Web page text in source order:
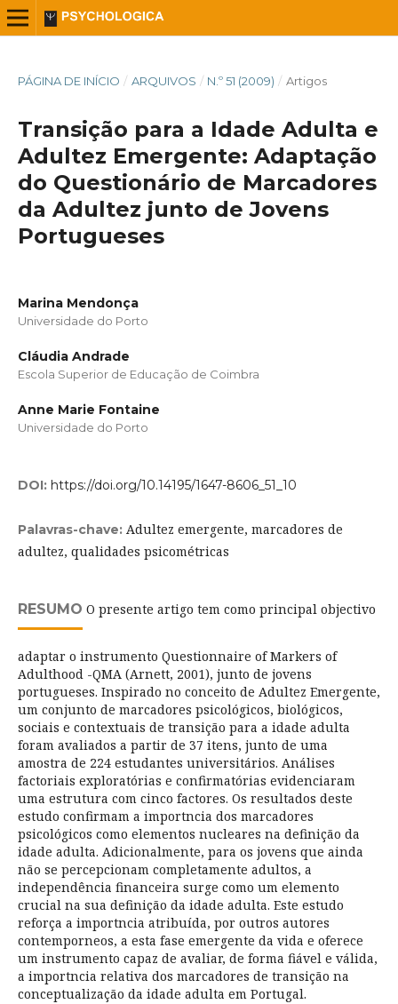
PÁGINA DE INÍCIO / ARQUIVOS / N.º 51 (2009) / Artigos
Transição para a Idade Adulta e
Adultez Emergente: Adaptação
do Questionário de Marcadores
da Adultez junto de Jovens
Portugueses
Marina Mendonça
Universidade do Porto
Cláudia Andrade
Escola Superior de Educação de Coimbra
Anne Marie Fontaine
Universidade do Porto
DOI: https://doi.org/10.14195/1647-8606_51_10
Palavras-chave: Adultez emergente, marcadores de
adultez, qualidades psicométricas
RESUMO O presente artigo tem como principal objectivo
adaptar o instrumento Questionnaire of Markers of
Adulthood -QMA (Arnett, 2001), junto de jovens
portugueses. Inspirado no conceito de Adultez Emergente,
um conjunto de marcadores psicológicos, biológicos,
sociais e contextuais de transição para a idade adulta
foram avaliados a partir de 37 itens, junto de uma
amostra de 224 estudantes universitários. Análises
factoriais exploratórias e confirmatórias evidenciaram
uma estrutura com cinco factores. Os resultados deste
estudo confirmam a importncia dos marcadores
psicológicos como elementos nucleares na definição da
idade adulta. Adicionalmente, para os jovens que ainda
não se percepcionam completamente adultos, a
independência financeira surge como um elemento
crucial na sua definição da idade adulta. Este estudo
reforça a importncia atribuída, por outros autores
contemporneos, a esta fase emergente da vida e oferece
um instrumento capaz de avaliar, de forma fiável e válida,
a importncia relativa dos marcadores de transição na
conceptualização da idade adulta em Portugal.